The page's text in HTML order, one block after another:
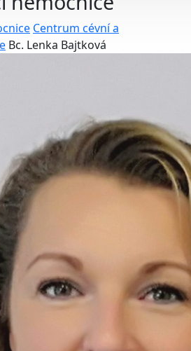
Centrum cévní a
Bc. Lenka Bajtková